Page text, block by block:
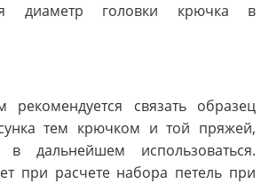
диаметр головки крючка в
рекомендуется связать образец
тем крючком и той пряжей,
в дальнейшем использоваться.
при расчете набора петель при